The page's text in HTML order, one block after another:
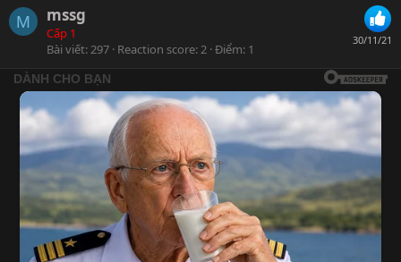
M
30/11/21
mssg
Cấp 1
Bài viết 297 Reaction score 2 Điểm 1